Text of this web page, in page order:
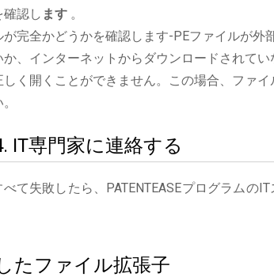
確認し ます 。
が完全かどうかを確認します-PEファイルが
か、インターネットからダウンロードされて
しく開くことができません。この場合、ファ
IT専門家に連絡する
て失敗したら、PATENTEASEプログラムの
たファイル拡張子